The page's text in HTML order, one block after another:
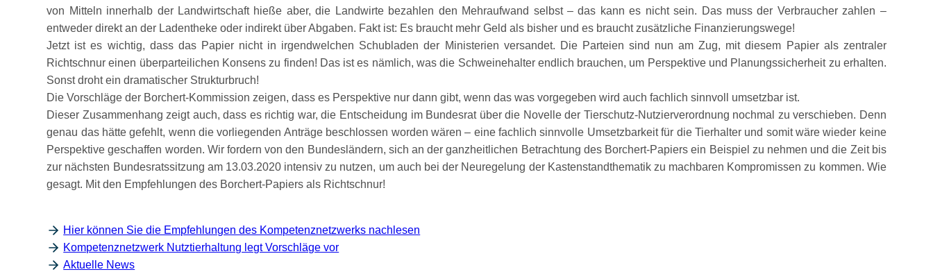
von Mitteln innerhalb der Landwirtschaft hieße aber, die Landwirte bezahlen den Mehraufwand selbst – das kann es nicht sein. Das muss der Verbraucher zahlen –
entweder direkt an der Ladentheke oder indirekt über Abgaben. Fakt ist: Es braucht mehr Geld als bisher und es braucht zusätzliche Finanzierungswege!
Jetzt ist es wichtig, dass das Papier nicht in irgendwelchen Schubladen der Ministerien versandet. Die Parteien sind nun am Zug, mit diesem Papier als zentraler
Richtschnur einen überparteilichen Konsens zu finden! Das ist es nämlich, was die Schweinehalter endlich brauchen, um Perspektive und Planungssicherheit zu erhalten.
Sonst droht ein dramatischer Strukturbruch!
Die Vorschläge der Borchert-Kommission zeigen, dass es Perspektive nur dann gibt, wenn das was vorgegeben wird auch fachlich sinnvoll umsetzbar ist.
Dieser Zusammenhang zeigt auch, dass es richtig war, die Entscheidung im Bundesrat über die Novelle der Tierschutz-Nutzierverordnung nochmal zu verschieben. Denn
genau das hätte gefehlt, wenn die vorliegenden Anträge beschlossen worden wären – eine fachlich sinnvolle Umsetzbarkeit für die Tierhalter und somit wäre wieder keine
Perspektive geschaffen worden. Wir fordern von den Bundesländern, sich an der ganzheitlichen Betrachtung des Borchert-Papiers ein Beispiel zu nehmen und die Zeit bis
zur nächsten Bundesratssitzung am 13.03.2020 intensiv zu nutzen, um auch bei der Neuregelung der Kastenstandthematik zu machbaren Kompromissen zu kommen. Wie
gesagt. Mit den Empfehlungen des Borchert-Papiers als Richtschnur!
Hier können Sie die Empfehlungen des Kompetenznetzwerks nachlesen
Kompetenznetzwerk Nutztierhaltung legt Vorschläge vor
Aktuelle News